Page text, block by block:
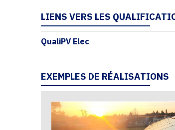
LIENS VERS LES
QualiPV Elec
EXEMPLES DE RÉALISATIONS